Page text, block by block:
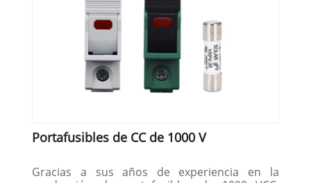
Portafusibles de CC de 1000 V
Gracias a sus años de experiencia en la